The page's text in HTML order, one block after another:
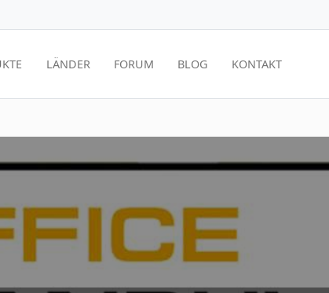
LÄNDER FORUM BLOG KONTAKT